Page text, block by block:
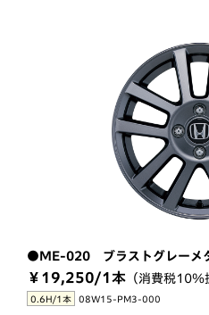
●ME-020 ブラストグレーメ
￥19,250/1本（消費税10％
0.6H/1本 08W15-PM3-000